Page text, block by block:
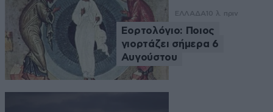
ΕΛΛΑΔΑ 10 λ. πριν
Εορτολόγιο: Ποιος
γιορτάζει σήμερα 6
Αυγούστου